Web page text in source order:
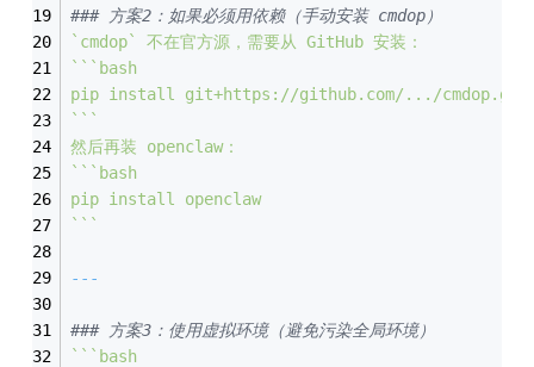
### 方案2：如果必须用依赖（手动安装 cmdop）
`cmdop`
不在官方源，需要从 GitHub 安装：
`` `bash
pip install
git+https://github.com/.../cmdop.git
` ``
然后再装
openclaw：
`` `bash
pip install
openclaw
` ``
---
### 方案3：使用虚拟环境（避免污染全局环境）
`` `bash